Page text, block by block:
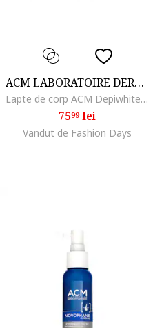
ACM LABORATOIRE DERMATOLOGIQUE
Lapte de corp ACM Depiwhite cu efect de albire, 200 ml
7599lei
Vandut de Fashion Days